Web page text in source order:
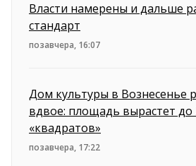
Власти намерены и дальше
стандарт
позавчера, 16:07
Дом культуры в Вознесенье
вдвое: площадь вырастет до
«квадратов»
позавчера, 17:22